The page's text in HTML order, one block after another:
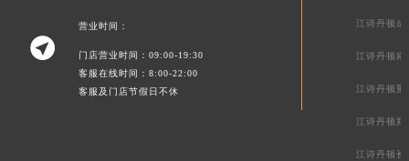

营业时间：
门店营业时间：09:00-19:30
客服在线时间：8:00-22:00
客服及门店节假日不休
江诗丹顿成
江诗丹顿南
江诗丹顿重
江诗丹顿郑
江诗丹顿长